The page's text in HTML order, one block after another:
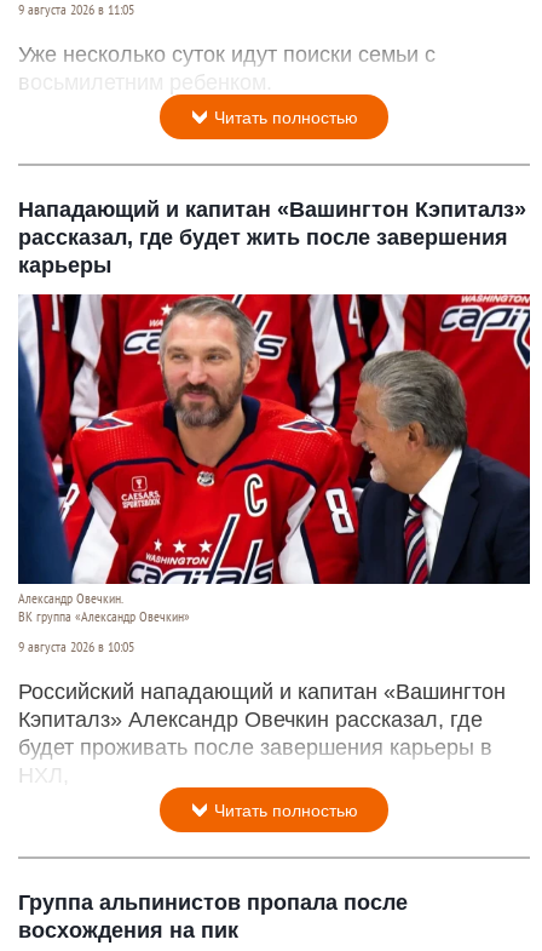
9 августа 2026 в 11:05
Уже несколько суток идут поиски семьи с
восьмилетним ребенком.
Читать полностью
Нападающий и капитан «Вашингтон Кэпиталз»
рассказал, где будет жить после завершения
карьеры
Александр Овечкин.
ВК группа «Александр Овечкин»
9 августа 2026 в 10:05
Российский нападающий и капитан «Вашингтон
Кэпиталз» Александр Овечкин рассказал, где
будет проживать после завершения карьеры в
НХЛ,
Читать полностью
Группа альпинистов пропала после
восхождения на пик